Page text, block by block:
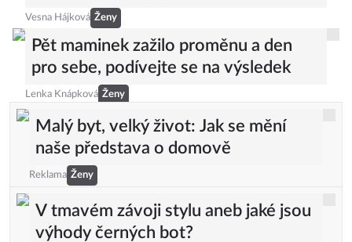
Vesna Hájková Ženy
Pět maminek zažilo proměnu a den
pro sebe, podívejte se na výsledek
Lenka Knápková Ženy
Malý byt, velký život: Jak se mění
naše představa o domově
Reklama Ženy
V tmavém závoji stylu aneb jaké jsou
výhody černých bot?